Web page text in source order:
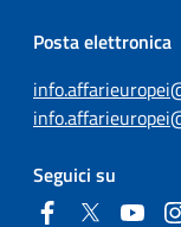
Posta elettronica
Seguici su
FacebookTwitter